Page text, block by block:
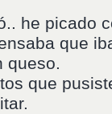
he picado
que
queso.
que